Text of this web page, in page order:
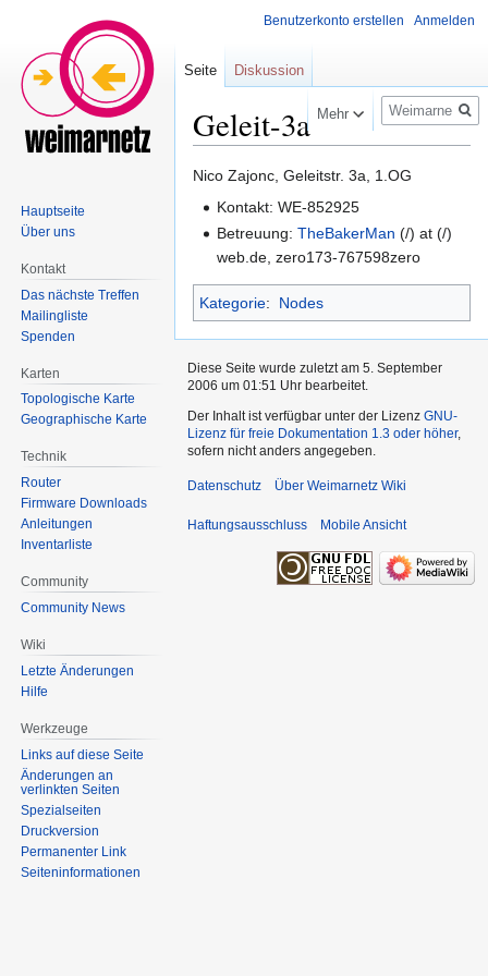
Geleit-3a
Zur
Navigation
Zur
Suche
Nico Zajonc, Geleitstr. 3a, 1.OG
Kontakt: WE-852925
Betreuung:TheBakerMan (/) at (/)
web.de, zero173-767598zero
Kategorie: Nodes
Benutzerkonto erstellen Anmelden
Seite Diskussion
Mehr
Suche
Hauptseite
Über uns
Kontakt
Das nächste Treffen
Mailingliste
Spenden
Karten
Topologische Karte
Geographische Karte
Technik
Router
Firmware Downloads
Anleitungen
Inventarliste
Community
Community News
Wiki
Letzte Änderungen
Hilfe
Werkzeuge
Links auf diese Seite
Änderungen an
verlinkten Seiten
Spezialseiten
Druckversion
Permanenter Link
Seiten­informationen
Diese Seite wurde zuletzt am 5. September
2006 um 01:51 Uhr bearbeitet.
Der Inhalt ist verfügbar unter der Lizenz GNU-
Lizenz für freie Dokumentation 1.3 oder höher,
sofern nicht anders angegeben.
Datenschutz Über Weimarnetz Wiki
Haftungsausschluss Mobile Ansicht